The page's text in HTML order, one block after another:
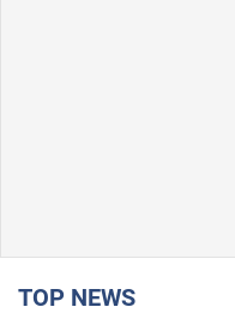
TOP NEWS